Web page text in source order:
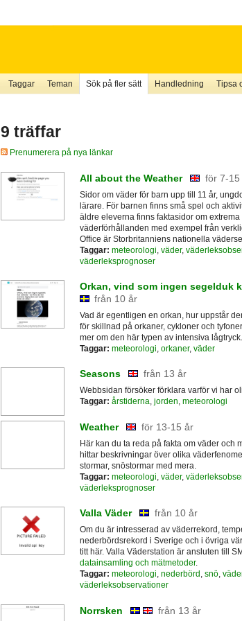
Taggar Teman Sök på fler sätt Handledning Tipsa
9 träffar
Prenumerera på nya länkar
All about the Weather för 7-15
Sidor om väder för barn upp till 11 år,
lärare. För barnen finns små spel och
äldre eleverna finns faktasidor om extrema
väderförhållanden med exempel från
Office är Storbritanniens nationella
Taggar: meteorologi väder,
väderleksprognoser
Orkan, vind som ingen segelduk
från 10 år
Vad är egentligen en orkan, hur uppstår
för skillnad på orkaner, cykloner och
mer om den här typen av intensiva lågtryck.
Taggar: meteorologi, orkaner, väder
Seasons från 13 år
Webbsidan försöker förklara varför vi har
Taggar: årstiderna, jorden, meteorologi
Weather för 13-15 år
Här kan du ta reda på fakta om väder och
hittar beskrivningar över olika
stormar, snöstormar med mera.
Taggar: meteorologi, väder,
väderleksprognoser
Valla Väder från 10 år
Om du är intresserad av väderrekord,
nederbördsrekord i Sverige och i övriga
titt här. Valla Väderstation är ansluten till
datainsamling och mätmetoder.
Taggar: meteorologi, nederbörd , snö,
väderleksobservationer
Norrsken från 13 år